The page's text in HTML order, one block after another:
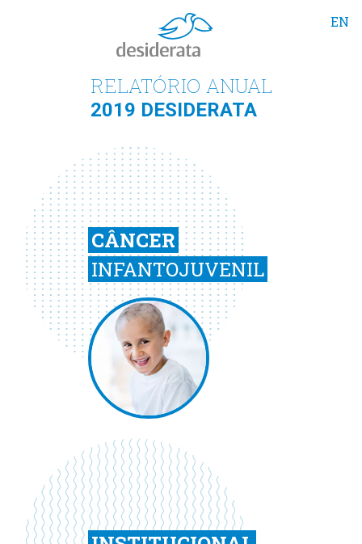
RELATÓRIO ANUAL
2019 DESIDERATA
EN
CÂNCER
INFANTOJUVENIL